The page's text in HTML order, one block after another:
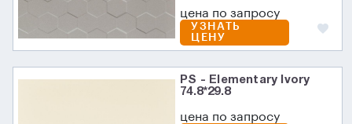
цена по запросу
УЗНАТЬ
ЦЕНУ
PS - Elementary Ivory
74.8*29.8
цена по запросу